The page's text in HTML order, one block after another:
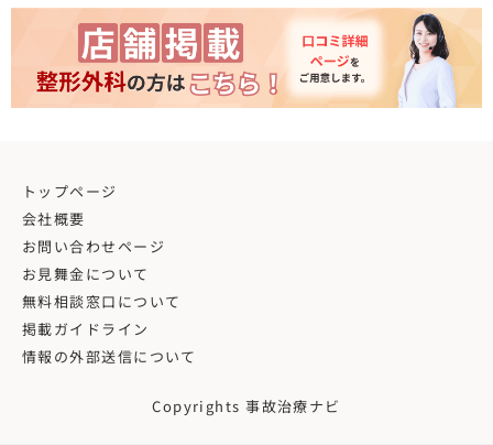
トップページ
会社概要
お問い合わせページ
お見舞金について
無料相談窓口について
掲載ガイドライン
情報の外部送信について
Copyrights 事故治療ナビ